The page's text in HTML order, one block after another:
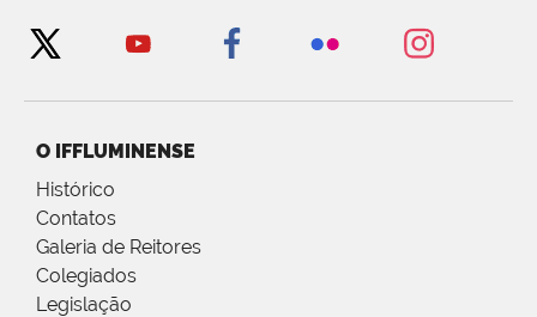
O IFFLUMINENSE
Histórico
Contatos
Galeria de Reitores
Colegiados
Legislação